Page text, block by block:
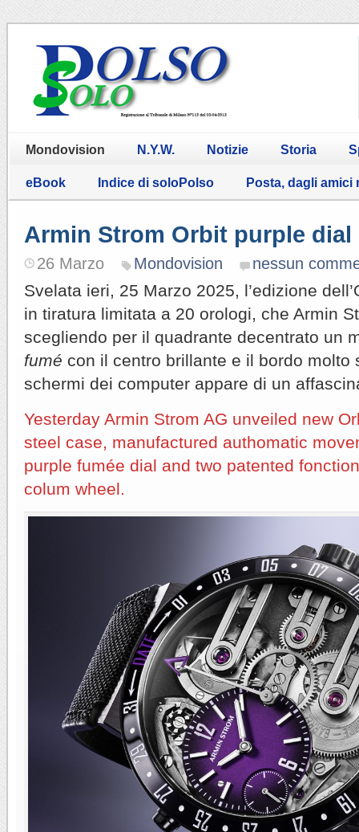
Mondovision N.Y.W. Notizie Storia
eBook Indice di soloPolso Posta, dagli amici
Armin Strom Orbit purple dial
26 Marzo Mondovision nessun
Svelata ieri, 25 Marzo 2025, l’edizione
in tiratura limitata a 20 orologi, che Armin
scegliendo per il quadrante decentrato un
fumé con il centro brillante e il bordo molto
schermi dei computer appare di un
Yesterday Armin Strom AG unveiled new
steel case, manufactured authomatic
purple fumée dial and two patented
colum wheel.